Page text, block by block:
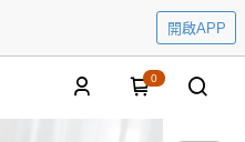
開啟APP
0